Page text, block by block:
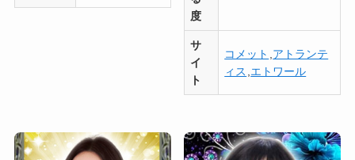
度
サ
イ
ト
コメット アトランテ
ィス エトワール